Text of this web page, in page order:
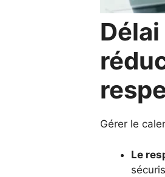
Gérer le
Le